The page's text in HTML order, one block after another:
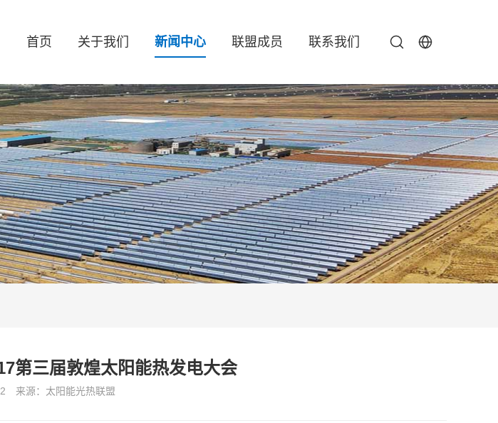
首页 关于我们 新闻中心 联盟成员 联系我们
第三届敦煌太阳能热发电大会
来源：太阳能光热联盟